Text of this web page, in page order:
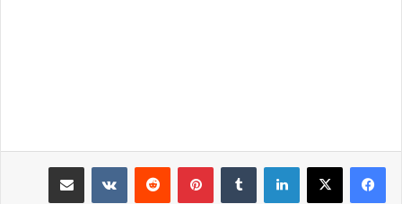
لينكدإن بينتيريست